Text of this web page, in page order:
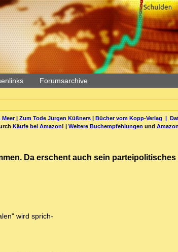
Forumsarchive
| Zum Tode Jürgen Küßners| Bücher vom Kopp-Verlag |
Käufe bei Amazon! | Weitere Buchempfehlungen und
Da erschent auch sein parteipolitisches
wird sprich-